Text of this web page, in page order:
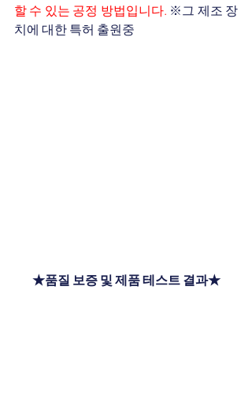
할 수 있는 공정 방법입니다. ※그 제조 장
치에 대한 특허 출원중
★품질 보증 및 제품 테스트 결과★